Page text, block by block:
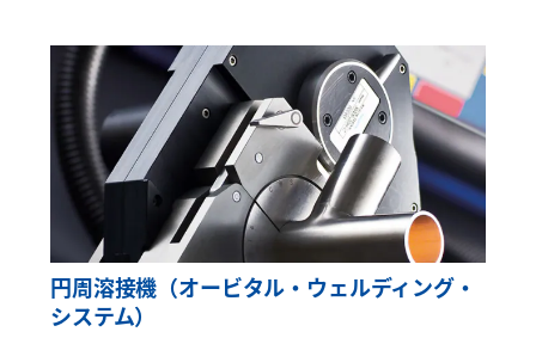
円周溶接機（オービタル・ウェルディング・
システム）